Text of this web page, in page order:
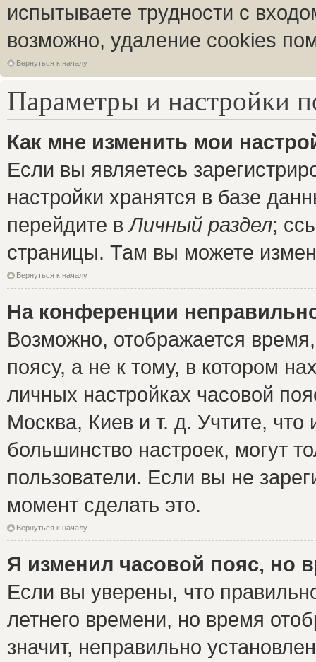
испытываете трудности с
возможно, удаление cookies
Вернуться к началу
Параметры и настройки
Как мне изменить мои
Если вы являетесь
настройки хранятся в базе
перейдите вЛичный раздел;
страницы. Там вы можете
Вернуться к началу
На конференции
Возможно, отображается
поясу, а не к тому, в котором
личных настройках часовой
Москва, Киев и т. д. Учтите, что
большинство настроек, могут
пользователи. Если вы не
момент сделать это.
Вернуться к началу
Я изменил часовой пояс, но
Если вы уверены, что
летнего времени, но время
значит, неправильно